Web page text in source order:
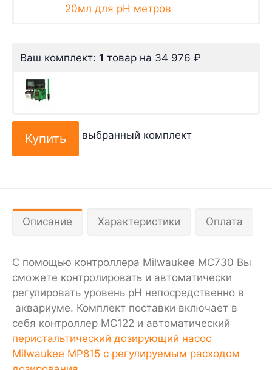
20мл для pH метров
Ваш комплект: 1 товар на 34 976 ₽
выбранный комплект
Описание Характеристики Оплата
С помощью контроллера Milwaukee MC730 Вы
сможете контролировать и автоматически
регулировать уровень pH непосредственно в
аквариуме. Комплект поставки включает в
себя контроллер MC122 и автоматический
перистальтический дозирующий насос
Milwaukee MP815 с регулируемым расходом